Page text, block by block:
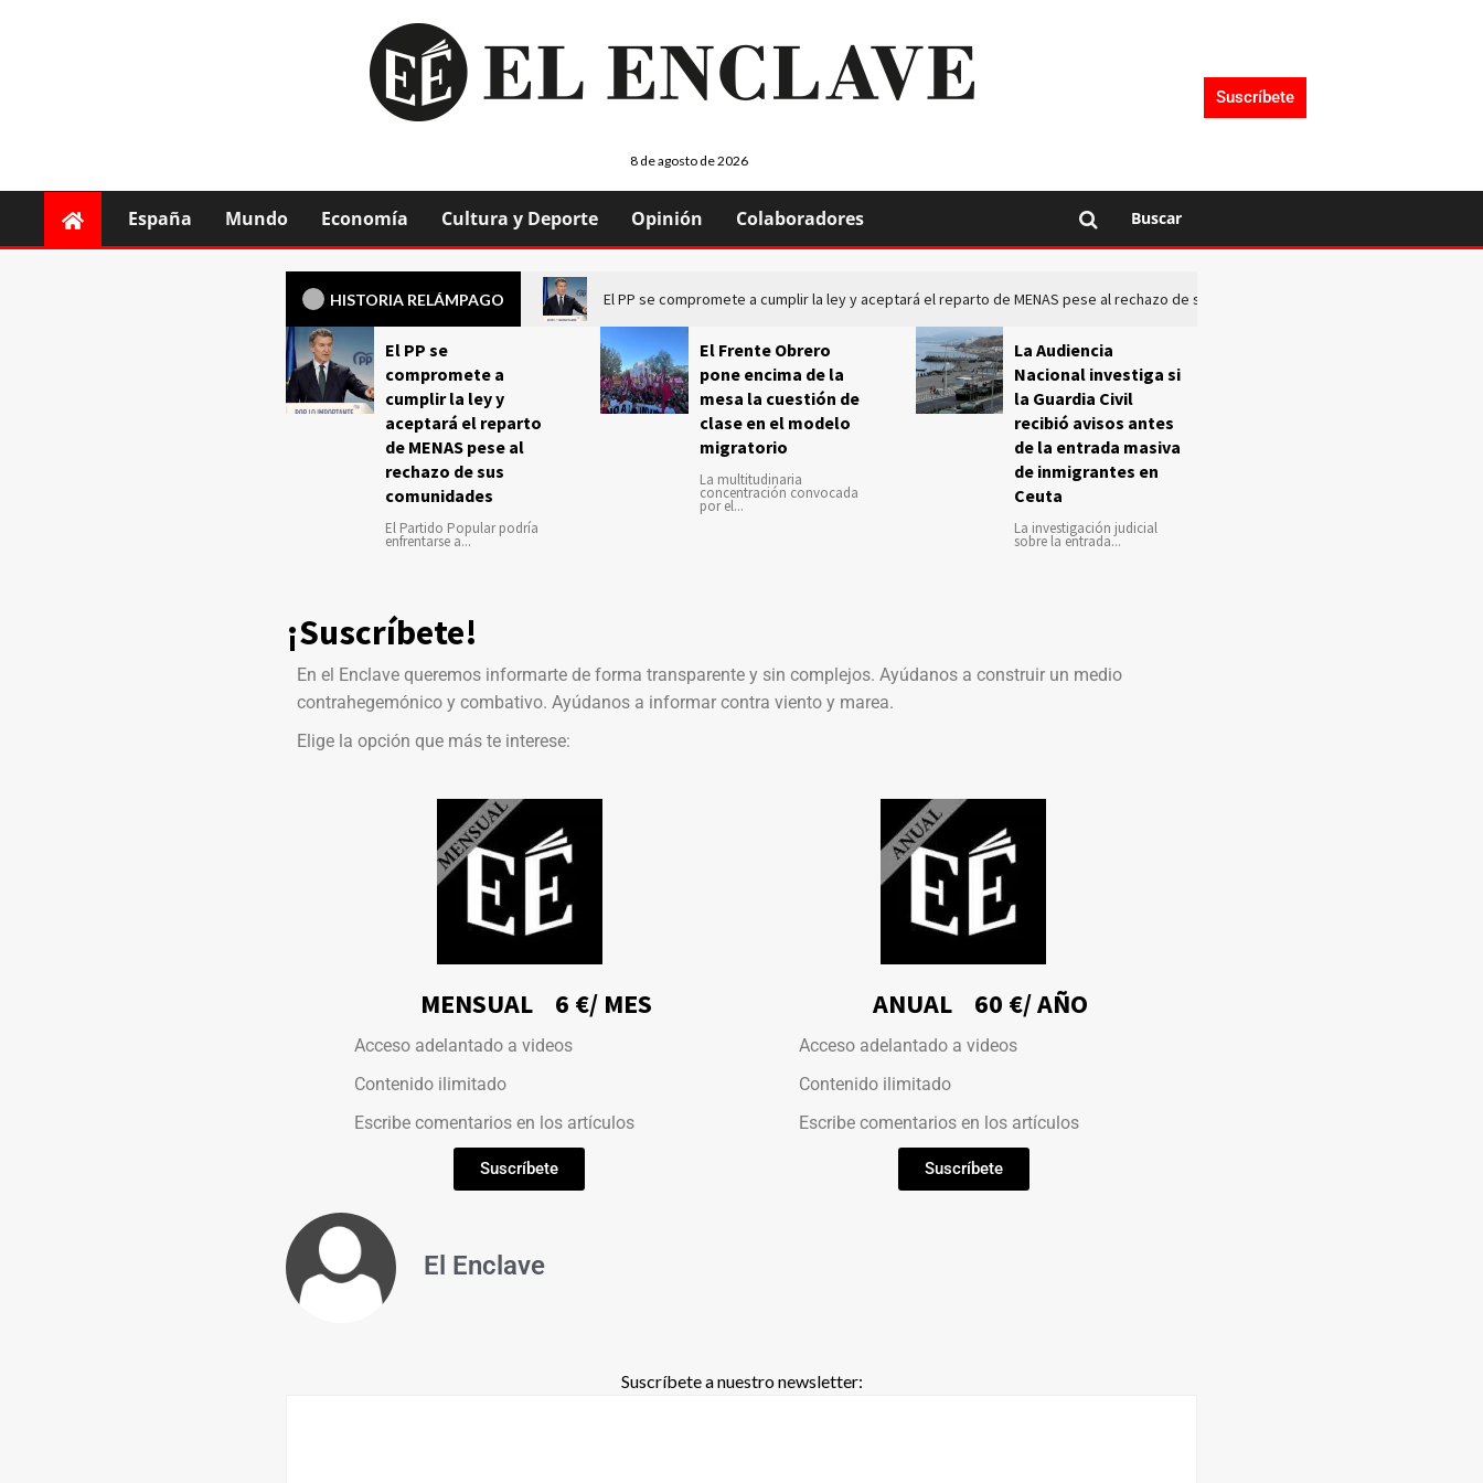
8 de agosto de 2026
Suscríbete
España Mundo Economía Cultura y Deporte Opinión Colaboradores Buscar
HISTORIA RELÁMPAGO El PP se compromete a cumplir la ley y aceptará el reparto de MENAS pese al rechazo de sus comunidades
El PP se
compromete a
cumplir la ley y
aceptará el reparto
de MENAS pese al
rechazo de sus
comunidades
El Partido Popular podría
enfrentarse a...
El Frente Obrero
pone encima de la
mesa la cuestión de
clase en el modelo
migratorio
La multitudinaria
concentración convocada
por el...
La Audiencia
Nacional investiga si
la Guardia Civil
recibió avisos antes
de la entrada masiva
de inmigrantes en
Ceuta
La investigación judicial
sobre la entrada...
¡Suscríbete!
En el Enclave queremos informarte de forma transparente y sin complejos. Ayúdanos a construir un medio
contrahegemónico y combativo. Ayúdanos a informar contra viento y marea.
Elige la opción que más te interese:
MENSUAL 6 €/ MES
Acceso adelantado a videos
Contenido ilimitado
Escribe comentarios en los artículos
Suscríbete
ANUAL 60 €/ AÑO
Acceso adelantado a videos
Contenido ilimitado
Escribe comentarios en los artículos
Suscríbete
El Enclave
Suscríbete a nuestro newsletter: